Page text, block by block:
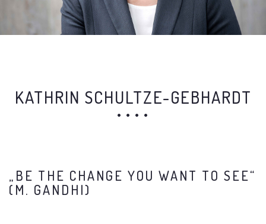
KATHRIN SCHULTZE-GEBHARDT
„BE THE CHANGE YOU WANT TO SEE“
(M. GANDHI)